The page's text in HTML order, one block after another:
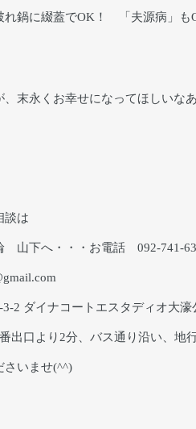
れ鍋に綴蓋でOK！ 「夫源病」も
、末永くお幸せになってほしいな
談は
山下へ・・・お電話 092-741-
2 ダイナコートエスタディオ大濠
出口より2分、バス通り沿い、地
さいませ(^^)